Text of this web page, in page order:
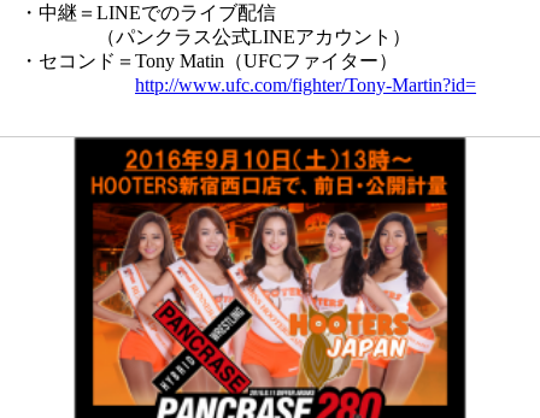
・中継＝LINEでのライブ配信
（パンクラス公式LINEアカウント）
・セコンド＝Tony Matin（UFCファイター）
http://www.ufc.com/fighter/Tony-Martin?id=